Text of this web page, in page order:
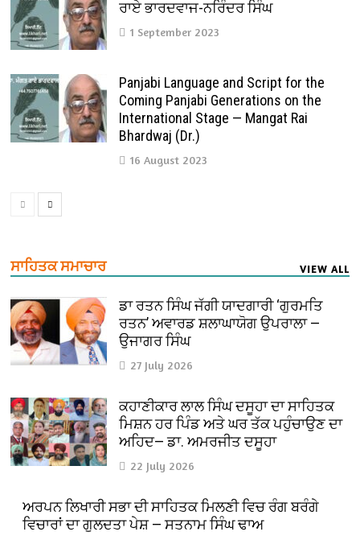
ਰਾਏ ਭਾਰਦਵਾਜ-ਨਰਿੰਦਰ ਸਿੰਘ
1 September 2023
Panjabi Language and Script for the
Coming Panjabi Generations on the
International Stage — Mangat Rai
Bhardwaj (Dr.)
16 August 2023
ਸਾਹਿਤਕ ਸਮਾਚਾਰ VIEW ALL
ਡਾ ਰਤਨ ਸਿੰਘ ਜੱਗੀ ਯਾਦਗਾਰੀ ‘ਗੁਰਮਤਿ
ਰਤਨ’ ਅਵਾਰਡ ਸ਼ਲਾਘਾਯੋਗ ਉਪਰਾਲਾ —
ਉਜਾਗਰ ਸਿੰਘ
27 July 2026
ਕਹਾਣੀਕਾਰ ਲਾਲ ਸਿੰਘ ਦਸੂਹਾ ਦਾ ਸਾਹਿਤਕ
ਮਿਸ਼ਨ ਹਰ ਪਿੰਡ ਅਤੇ ਘਰ ਤੱਕ ਪਹੁੰਚਾਉਣ ਦਾ
ਅਹਿਦ— ਡਾ. ਅਮਰਜੀਤ ਦਸੂਹਾ
22 July 2026
ਅਰਪਨ ਲਿਖਾਰੀ ਸਭਾ ਦੀ ਸਾਹਿਤਕ ਮਿਲਣੀ ਵਿਚ ਰੰਗ ਬਰੰਗੇ
ਵਿਚਾਰਾਂ ਦਾ ਗੁਲਦਤਾ ਪੇਸ਼ — ਸਤਨਾਮ ਸਿੰਘ ਢਾਅ